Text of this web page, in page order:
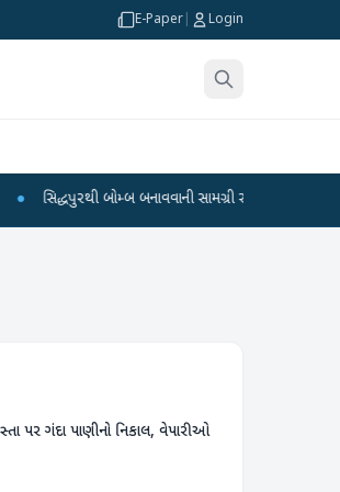
E-Paper Login
બનાવવાની સામગ્રી સાથે જૈશના 5 શંકાસ્પદ આતંકી ઝડપાયા
પર ગંદા પાણીનો નિકાલ, વેપારીઓ